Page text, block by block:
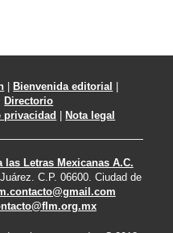
|Bienvenida editorial |
Directorio
privacidad |Nota legal
las Letras Mexicanas A.C.
C.P. 06600. Ciudad de